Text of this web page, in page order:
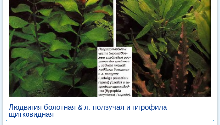
Людвигия болотная & л. ползучая и гигрофила
щитковидная